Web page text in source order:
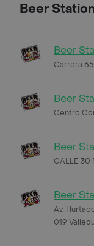
Beer
Beer
Carrera
Beer
Centro
Beer
CALLE 30
Beer
Av.
019